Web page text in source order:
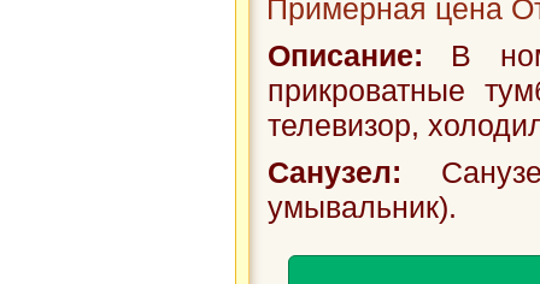
Примерная цена
Описание: В
прикроватные
телевизор,
Санузел:
умывальник).